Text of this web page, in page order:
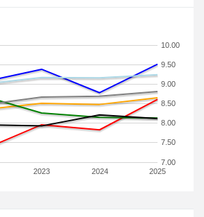
2023 2024 2025
7.00
7.50
8.00
8.50
9.00
9.50
10.00